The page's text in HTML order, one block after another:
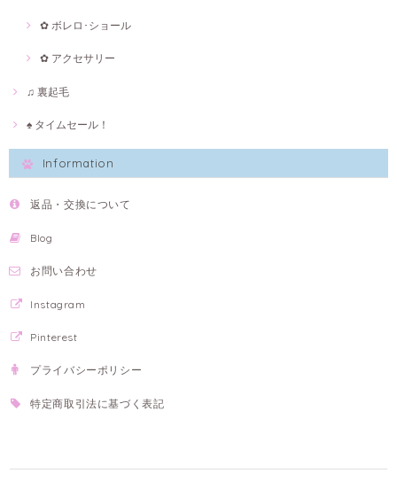
✿ ボレロ･ショール
✿ アクセサリー
♫ 裏起毛
♠ タイムセール！
Information
返品・交換について
Blog
お問い合わせ
Instagram
Pinterest
プライバシーポリシー
特定商取引法に基づく表記